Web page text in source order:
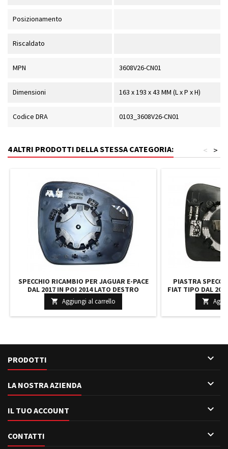
Posizionamento
Riscaldato
MPN 3608V26-CN01
Dimensioni 163 x 193 x 43 MM (L x P x H)
Codice DRA 0103_3608V26-CN01
4 ALTRI PRODOTTI DELLA STESSA CATEGORIA: >
<
SPECCHIO RICAMBIO PER JAGUAR E-PACE
DAL 2017 IN POI 2014 LATO DESTRO
RISCALDATO LR048361 LR093151
 Aggiungi al carrello
PIASTRA
FIAT TIPO DAL
RISCALDATO

PRODOTTI 
LA NOSTRA AZIENDA 
IL TUO ACCOUNT 
CONTATTI 